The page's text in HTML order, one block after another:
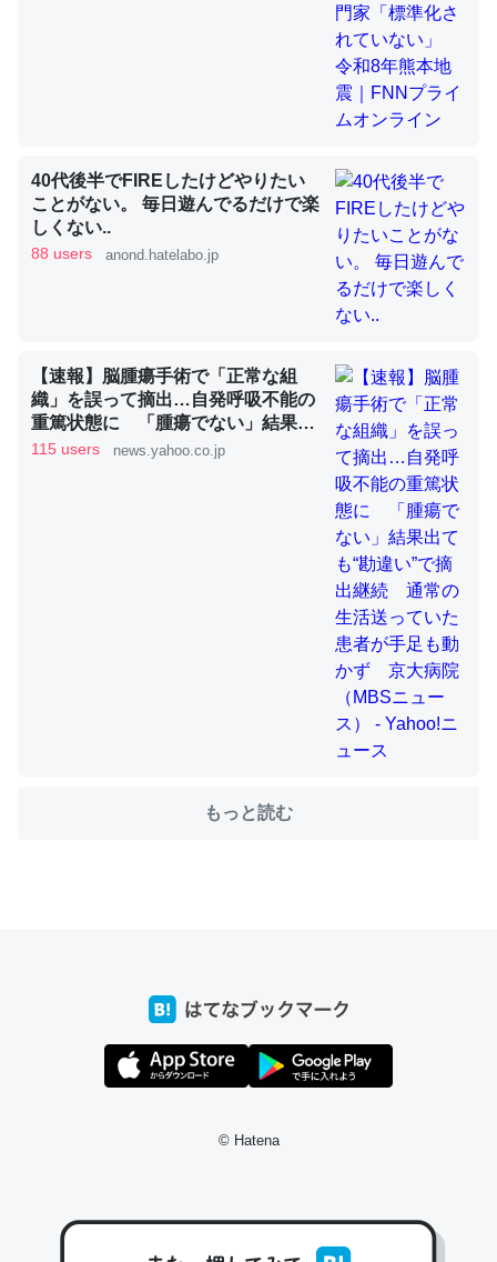
論文では「淡水はカルシウムも酸素も不足してて両方に不
利だから両方が拮抗してるのでは」とあって面白い。海に
いる鋏角類（カブトガニ・ウミグモ）はカルシウムを使わ
─ニュース :: 【研究発表】昆虫学の大問題＝「昆虫はなぜ海にいな
いのか」に関する新仮説
類は苦労してるんだな…。腹足類だと殻を無くしてナメク
ジになったり努力してるし。
─ニュース :: 【研究発表】昆虫学の大問題＝「昆虫はなぜ海にいな
いのか」に関する新仮説
ウチもEchoを実家に置いて４年。でたまに覗いてる。ぼ
ちぼちRingも置こうかと画策中。あと、Googleマップで
位置情報を共有してる。電池残量や充電中かが分かるので
─たまにLINEするくらいだった遠方の父67歳と僕。ITツール導入で
コミュニケーションが劇的に変化した｜tayorini by LIFULL介護
私も3年前ぐらいに祖母の家に設置した。ポケットWifiみ
34
40代後半でFIREしたけどやりたい
ことがない。 毎日遊んでるだけで楽
しくない..
88 users anond.hatelabo.jp
【速報】脳腫瘍手術で「正常な組
織」を誤って摘出…自発呼吸不能の
重篤状態に 「腫瘍でない」結果出
ても“勘違い”で摘出継続 通常の生
115 users news.yahoo.co.jp
もっと読む
© Hatena